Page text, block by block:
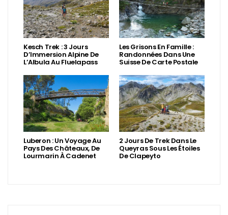
Kesch Trek : 3 Jours
D’Immersion Alpine De
L’Albula Au Fluelapass
Les Grisons En Famille :
Randonnées Dans Une
Suisse De Carte Postale
Luberon : Un Voyage Au
Pays Des Châteaux, De
Lourmarin À Cadenet
2 Jours De Trek Dans Le
Queyras Sous Les Étoiles
De Clapeyto